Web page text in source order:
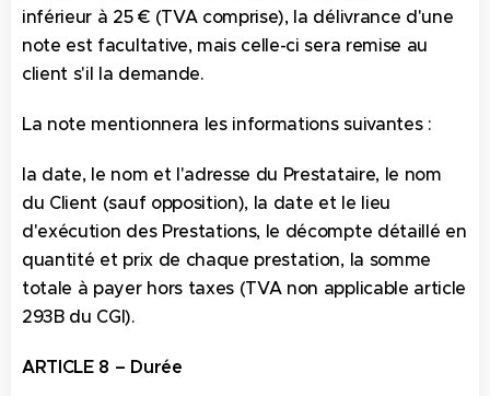
inférieur à 25 € (TVA comprise), la délivrance d'une
note est facultative, mais celle-ci sera remise au
client s'il la demande.
La note mentionnera les informations suivantes :
la date, le nom et l'adresse du Prestataire, le nom
du Client (sauf opposition), la date et le lieu
d'exécution des Prestations, le décompte détaillé en
quantité et prix de chaque prestation, la somme
totale à payer hors taxes (TVA non applicable article
293B du CGI).
ARTICLE 8 – Durée